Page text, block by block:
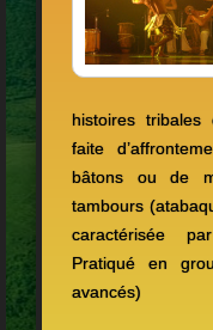
histoires tribales
faite
bâtons ou de
tambours
caractérisée
Pratiqué en
avancés)